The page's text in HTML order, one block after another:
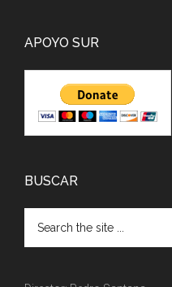
APOYO SUR
BUSCAR